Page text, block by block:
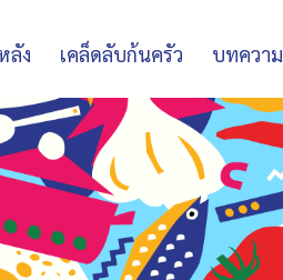
ลัง เคล็ดลับก้นครัว บทความ